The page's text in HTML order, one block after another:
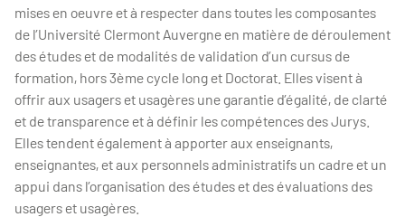
mises en oeuvre et à respecter dans toutes les composantes
de l’Université Clermont Auvergne en matière de déroulement
des études et de modalités de validation d’un cursus de
formation, hors 3ème cycle long et Doctorat. Elles visent à
offrir aux usagers et usagères une garantie d’égalité, de clarté
et de transparence et à définir les compétences des Jurys.
Elles tendent également à apporter aux enseignants,
enseignantes, et aux personnels administratifs un cadre et un
appui dans l’organisation des études et des évaluations des
usagers et usagères.